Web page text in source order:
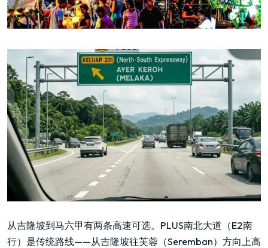
从吉隆坡到马六甲有两条高速可选。PLUS南北大道（E2南
行）是传统路线——从吉隆坡往芙蓉（Seremban）方向上高